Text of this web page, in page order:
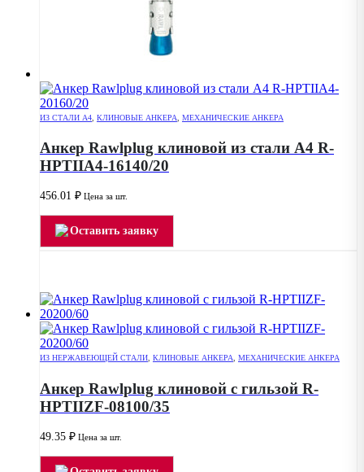
ИЗ СТАЛИ А4 КЛИНОВЫЕ АНКЕРА МЕХАНИЧЕСКИЕ АНКЕРА
Анкер Rawlplug клиновой из стали А4 R-
HPTIIA4-16140/20
456.01 ₽ Цена за шт.
Оставить заявку
ИЗ НЕРЖАВЕЮЩЕЙ СТАЛИ, КЛИНОВЫЕ АНКЕРА, МЕХАНИЧЕСКИЕ АНКЕРА
Анкер Rawlplug клиновой с гильзой R-
HPTIIZF-08100/35
49.35 ₽ Цена за шт.